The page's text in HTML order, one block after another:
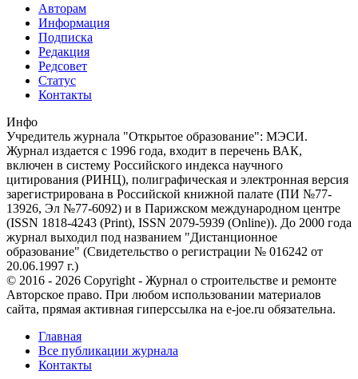
Авторам
Информация
Подписка
Редакция
Редсовет
Статус
Контакты
Инфо
Учредитель журнала "Открытое образование": МЭСИ.
Журнал издается с 1996 года, входит в перечень ВАК,
включен в систему Российского индекса научного
цитирования (РИНЦ), полиграфическая и электронная версия
зарегистрирована в Российской книжной палате (ПИ №77-
13926, Эл №77-6092) и в Парижском международном центре
(ISSN 1818-4243 (Print), ISSN 2079-5939 (Online)). До 2000 года
журнал выходил под названием "Дистанционное
образование" (Свидетельство о регистрации № 016242 от
20.06.1997 г.)
© 2016 - 2026 Copyright - Журнал о строительстве и ремонте
Авторское право. При любом использовании материалов
сайта, прямая активная гиперссылка на e-joe.ru обязательна.
Главная
Все публикации журнала
Контакты